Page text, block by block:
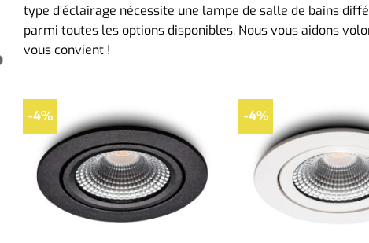
type d’éclairage nécessite une lampe de salle de bains
parmi toutes les options disponibles. Nous vous aidons
vous convient !
-4% -4%